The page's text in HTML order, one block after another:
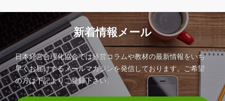
新着情報メール
日本経営合理化協会では経営コラムや教材の最新情報をいち
早くお届けするメールマガジンを発信しております。ご希望
の方は下記よりご登録下さい。